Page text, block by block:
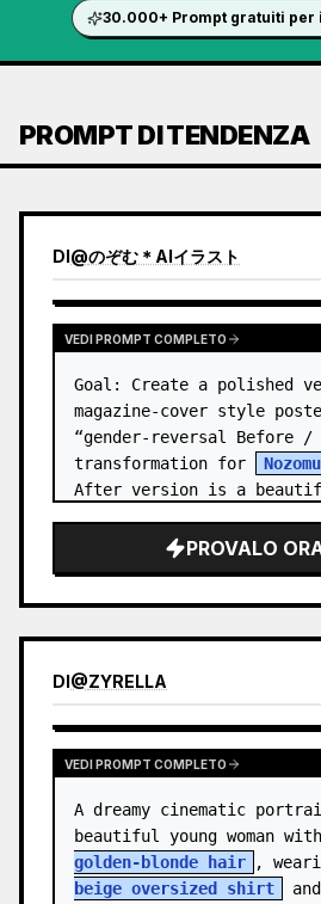
30.000+ Prompt gratuiti per
PROMPT DI TENDENZA
DI@のぞむ＊AIイラスト
VEDI PROMPT COMPLETO
Goal: Create a polished
magazine-cover style
“gender-reversal Before /
transformation for
Nozomu
After version is a
PROVALO
DI@ZYRELLA
VEDI PROMPT COMPLETO
A dreamy cinematic
beautiful young woman with
golden-blonde hair
,
beige oversized shirt